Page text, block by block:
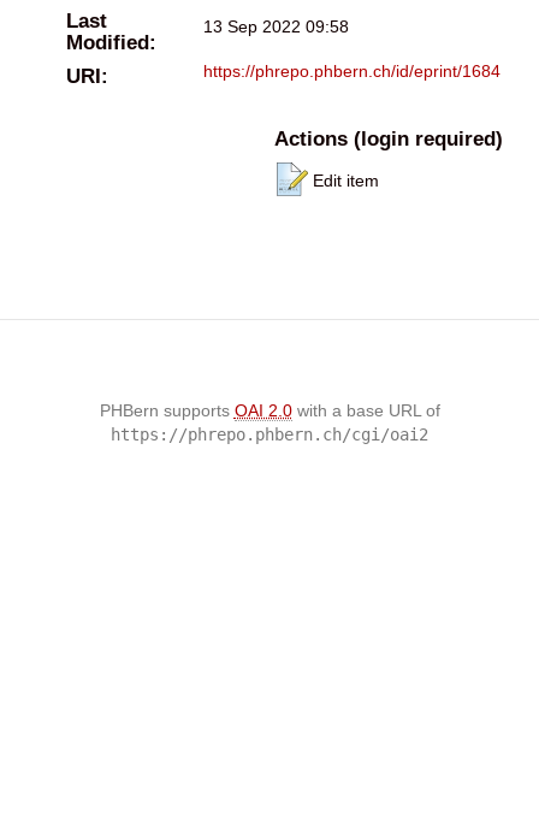
Last
Modified:
13 Sep 2022 09:58
URI: https://phrepo.phbern.ch/id/eprint/1684
Actions (login required)
Edit item
PHBern supports OAI 2.0with a base URL of
https://phrepo.phbern.ch/cgi/oai2